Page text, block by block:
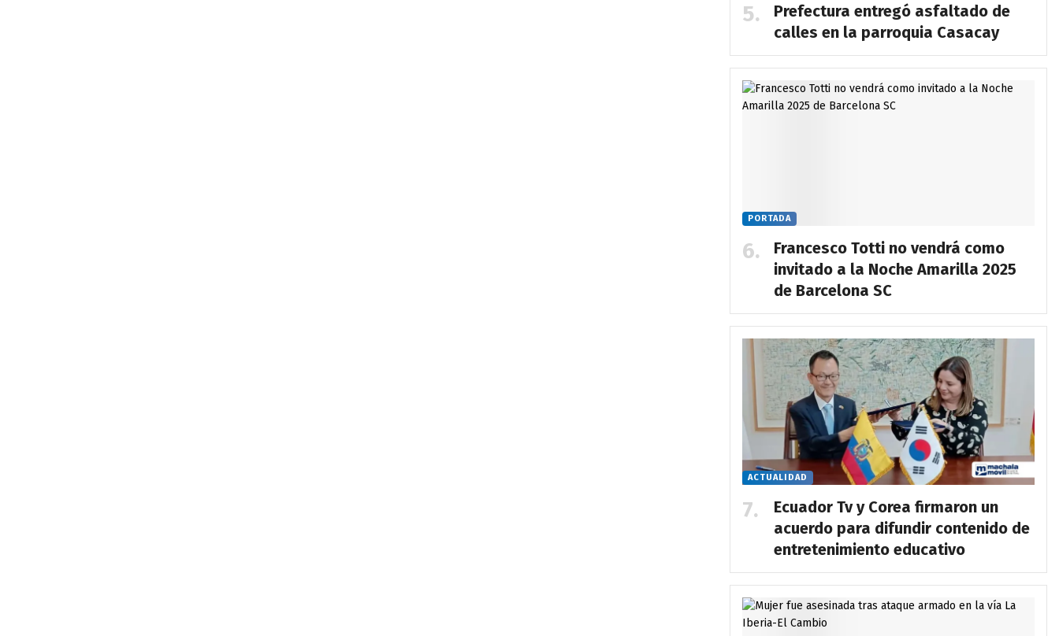
Prefectura entregó asfaltado de
calles en la parroquia Casacay
PORTADA
Francesco Totti no vendrá como
invitado a la Noche Amarilla 2025
de Barcelona SC
ACTUALIDAD
Ecuador Tv y Corea firmaron un
acuerdo para difundir contenido de
entretenimiento educativo